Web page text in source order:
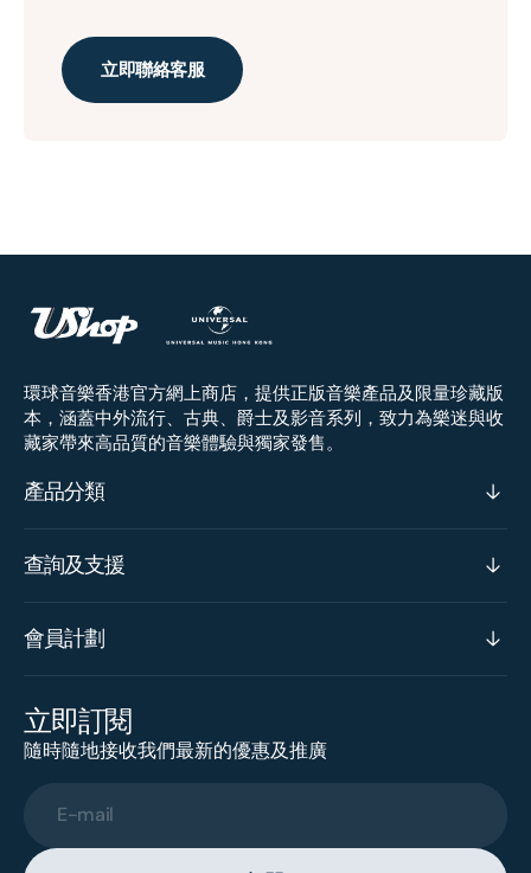
立即聯絡客服
環球音樂香港官方網上商店，提供正版音樂產品及限量珍藏版
本，涵蓋中外流行、古典、爵士及影音系列，致力為樂迷與收
藏家帶來高品質的音樂體驗與獨家發售。
產品分類
查詢及支援
會員計劃
立即訂閱
隨時隨地接收我們最新的優惠及推廣
E-mail